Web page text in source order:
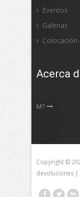
Eventos
Galerias
Colocación
Acerca
M?
Copyright ©
devoluciones |